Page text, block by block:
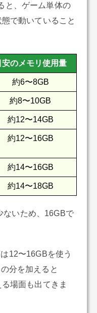
と、ゲーム単体の
で動いていること
安のメモリ使用量
約6〜8GB
約8〜10GB
約12〜14GB
約12〜16GB
約14〜16GB
約14〜18GB
ないため、16GBで
12〜16GBを使う
分を加えると
場面も出てきま